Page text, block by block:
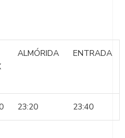
ALMÓRIDA ENTRADA
23:20 23:40